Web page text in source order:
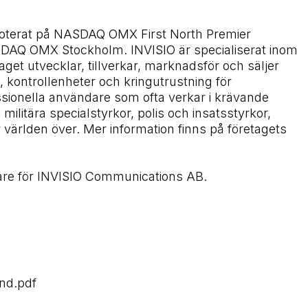
på NASDAQ OMX First North Premier
OMX Stockholm. INVISIO är specialiserat inom
utvecklar, tillverkar, marknadsför och säljer
kontrollenheter och kringutrustning för
användare som ofta verkar i krävande
specialstyrkor, polis och insatsstyrkor,
över. Mer information finns på företagets
för INVISIO Communications AB.